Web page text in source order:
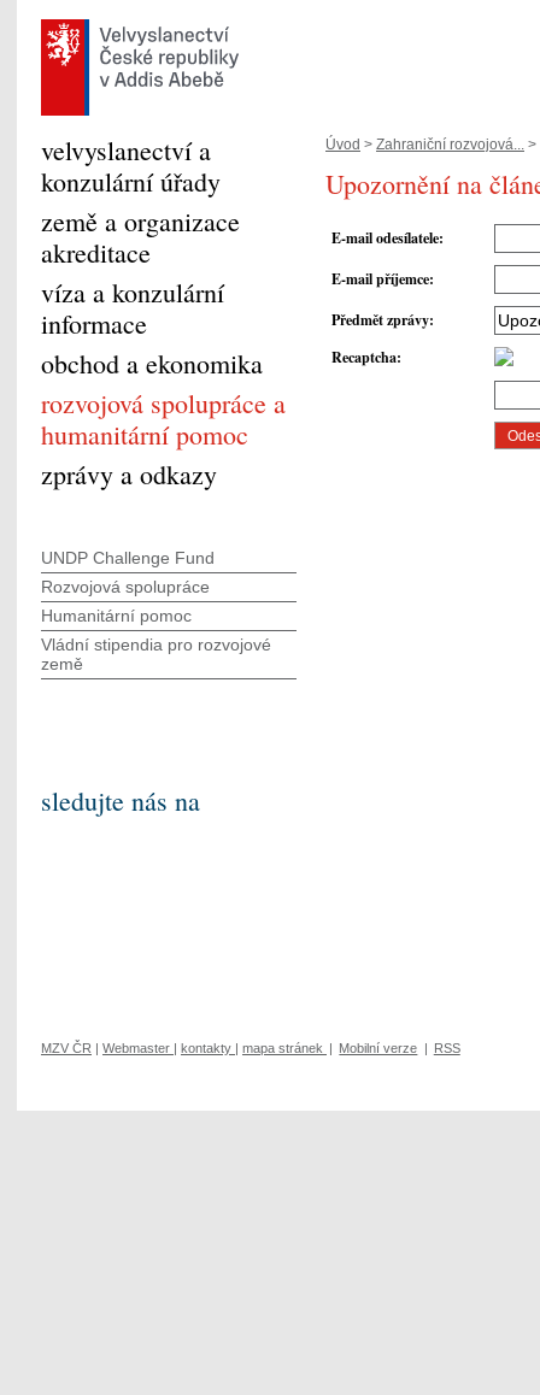
Úvod > Zahraniční rozvojová... >
Upozornění na
E-mail odesílatele:
E-mail příjemce:
Předmět zprávy:
Recaptcha:
velvyslanectví a
konzulární úřady
země a organizace
akreditace
víza a konzulární
informace
obchod a ekonomika
rozvojová spolupráce a
humanitární pomoc
zprávy a odkazy
UNDP Challenge Fund
Rozvojová spolupráce
Humanitární pomoc
Vládní stipendia pro rozvojové
země
sledujte nás na
MZV ČR | Webmaster | kontakty | mapa stránek | Mobilní verze | RSS